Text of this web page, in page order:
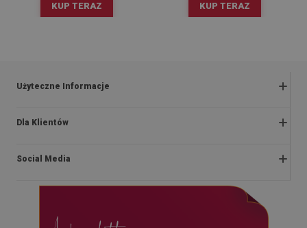
KUP TERAZ KUP TERAZ
Użyteczne Informacje
Zwroty i reklamacje
Polityka prywatności i cookies
Dla Klientów
O nas
Social Media
instagram